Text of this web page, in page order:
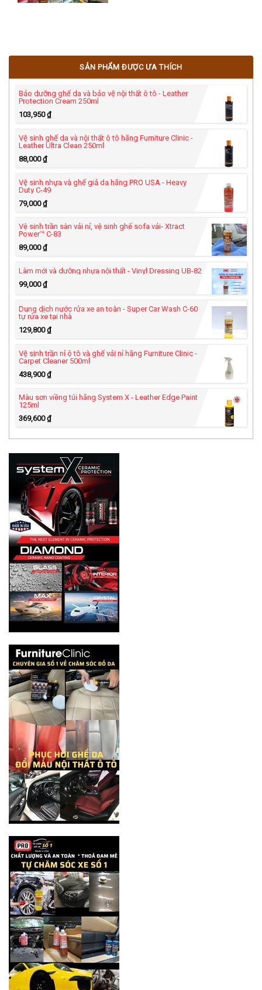
SẢN PHẨM ĐƯỢC ƯA THÍCH
Bảo dưỡng ghế da và bảo vệ nội thất ô tô - Leather
Protection Cream 250ml
103,950₫
Vệ sinh ghế da và nội thất ô tô hãng Furniture Clinic -
Leather Ultra Clean 250ml
88,000₫
Vệ sinh nhựa và ghế giả da hãng PRO USA - Heavy
Duty C-49
79,000₫
Vệ sinh trần sàn vải nỉ, vệ sinh ghế sofa vải- Xtract
Power™ C-83
89,000₫
Làm mới và dưỡng nhựa nội thất - Vinyl Dressing UB-82
99,000₫
Dung dịch nước rửa xe an toàn - Super Car Wash C-60
tự rửa xe tại nhà
129,800₫
Vệ sinh trần nỉ ô tô và ghế vải nỉ hãng Furniture Clinic -
Carpet Cleaner 500ml
438,900₫
Màu sơn viềng túi hãng System X - Leather Edge Paint
125ml
369,600₫
bên trong mà được sơn phủ bên
ngoài của nhà sản xuất.